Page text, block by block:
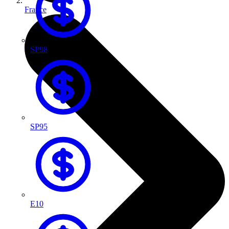
SP98
SP95
E10
France